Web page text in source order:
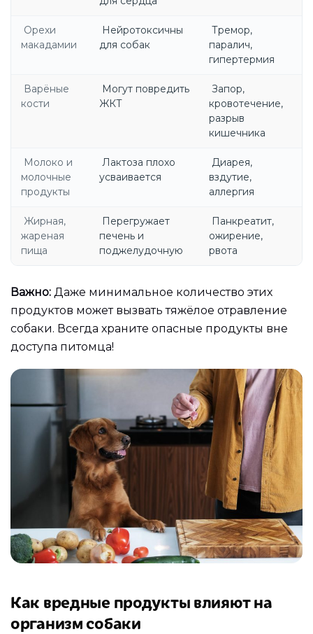
Орехи
макадамии
Нейротоксичны
для собак
Тремор,
паралич,
гипертермия
Варёные
кости
Могут повредить
ЖКТ
Запор,
кровотечение,
разрыв
кишечника
Молоко и
молочные
продукты
Лактоза плохо
усваивается
Диарея,
вздутие,
аллергия
Жирная,
жареная
пища
Перегружает
печень и
поджелудочную
Панкреатит,
ожирение,
рвота
Важно: Даже минимальное количество этих
продуктов может вызвать тяжёлое отравление
собаки. Всегда храните опасные продукты вне
доступа питомца!
Как вредные продукты влияют на
организм собаки